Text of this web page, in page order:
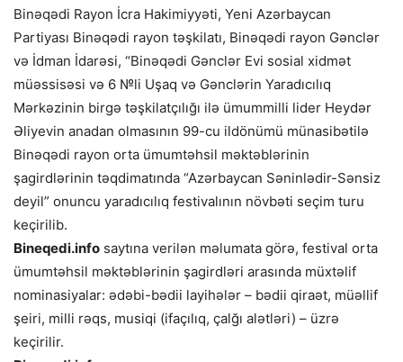
Binəqədi Rayon İcra Hakimiyyəti, Yeni Azərbaycan
Partiyası Binəqədi rayon təşkilatı, Binəqədi rayon Gənclər
və İdman İdarəsi, “Binəqədi Gənclər Evi sosial xidmət
müəssisəsi və 6 №li Uşaq və Gənclərin Yaradıcılıq
Mərkəzinin birgə təşkilatçılığı ilə ümummilli lider Heydər
Əliyevin anadan olmasının 99-cu ildönümü münasibətilə
Binəqədi rayon orta ümumtəhsil məktəblərinin
şagirdlərinin təqdimatında “Azərbaycan Səninlədir-Sənsiz
deyil” onuncu yaradıcılıq festivalının növbəti seçim turu
keçirilib.
Bineqedi.info saytına verilən məlumata görə, festival orta
ümumtəhsil məktəblərinin şagirdləri arasında müxtəlif
nominasiyalar: ədəbi-bədii layihələr – bədii qiraət, müəllif
şeiri, milli rəqs, musiqi (ifaçılıq, çalğı alətləri) – üzrə
keçirilir.